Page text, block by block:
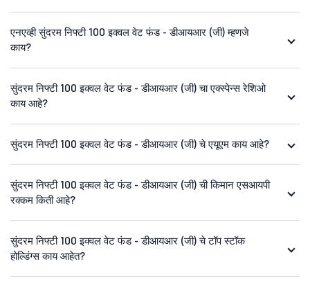
एनएव्ही सुंदरम निफ्टी 100 इक्वल वेट फंड - डीआयआर (जी) म्हणजे
काय?
सुंदरम निफ्टी 100 इक्वल वेट फंड - डीआयआर (जी) चा एक्स्पेन्स रेशिओ
काय आहे?
सुंदरम निफ्टी 100 इक्वल वेट फंड - डीआयआर (जी) चे एयूएम काय आहे?
सुंदरम निफ्टी 100 इक्वल वेट फंड - डीआयआर (जी) ची किमान एसआयपी
रक्कम किती आहे?
सुंदरम निफ्टी 100 इक्वल वेट फंड - डीआयआर (जी) चे टॉप स्टॉक
होल्डिंग्स काय आहेत?